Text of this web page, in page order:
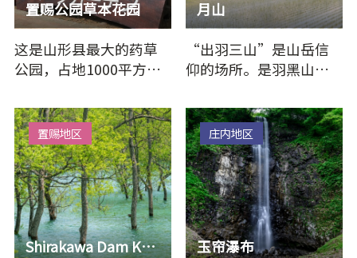
置赐公园草本花园
这是山形县最大的药草
公园，占地1000平方
药。 6月中旬至7月初是
观赏的最佳…
月山
“出羽三山”是山岳信
仰的场所。是羽黑山、
的总称。因为羽黑山…
Shirakawa Dam Kogan Park
置赐地区
玉帘瀑布
庄内地区